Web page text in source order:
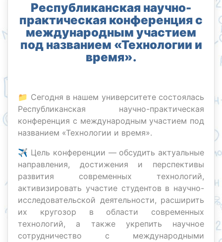
Республиканская научно-
практическая конференция с
международным участием
под названием «Технологии и
время».
📁 Сегодня в нашем университете состоялась
Республиканская научно-практическая
конференция с международным участием под
названием «Технологии и время».
✈️ Цель конференции — обсудить актуальные
направления, достижения и перспективы
развития современных технологий,
активизировать участие студентов в научно-
исследовательской деятельности, расширить
их кругозор в области современных
технологий, а также укрепить научное
сотрудничество с международными